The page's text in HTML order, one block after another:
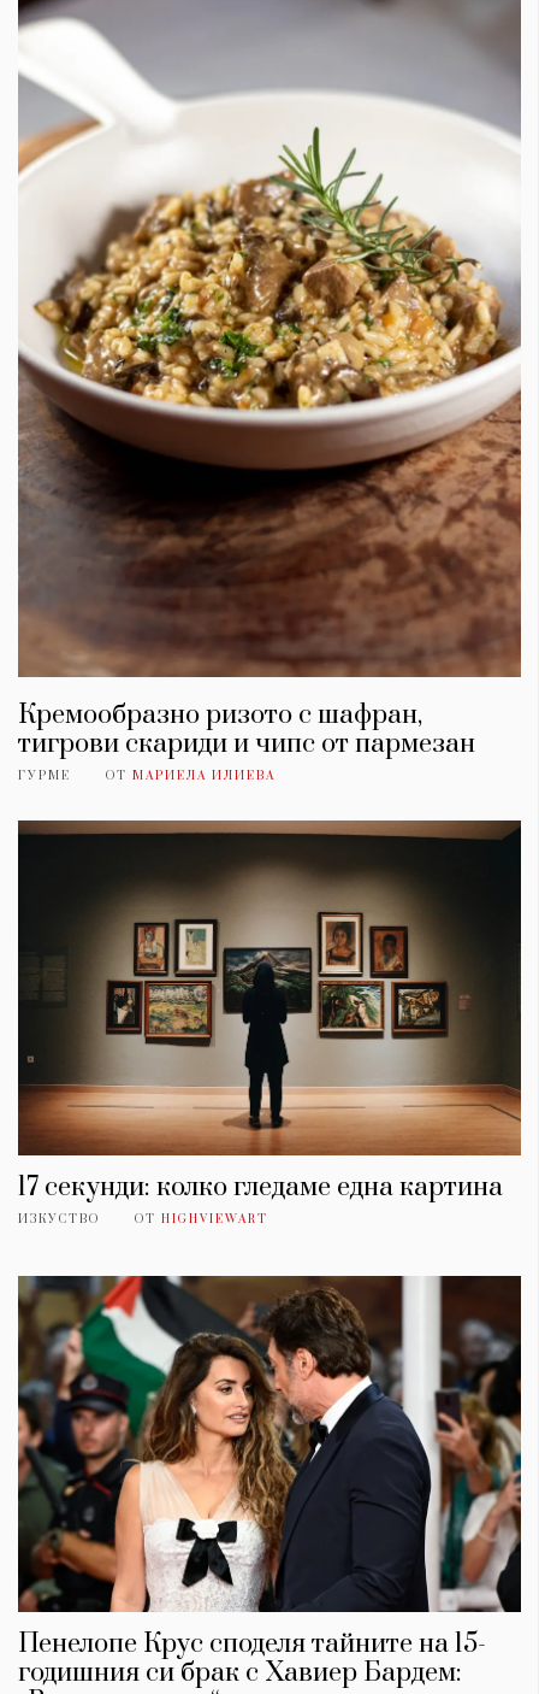
Кремообразно ризото с шафран,
тигрови скариди и чипс от пармезан
ГУРМЕ ОТ МАРИЕЛА ИЛИЕВА
17 секунди: колко гледаме една картина
ИЗКУСТВО ОТ HIGHVIEWART
Пенелопе Крус споделя тайните на 15-
годишния си брак с Хавиер Бардем: